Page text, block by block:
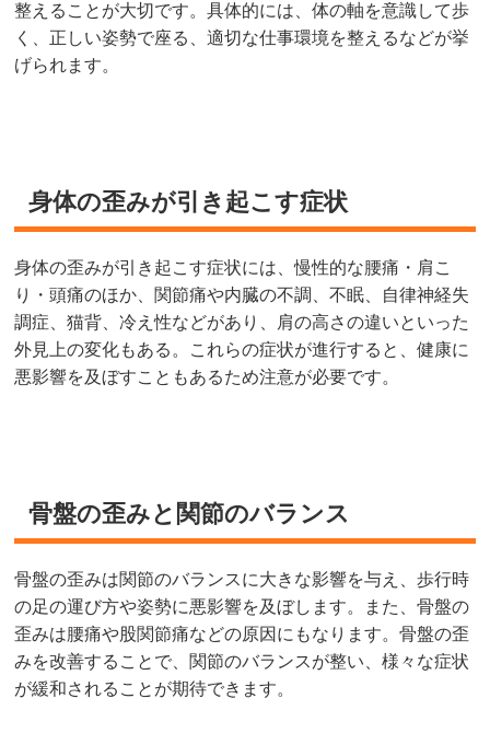
整えることが大切です。具体的には、体の軸を意識して歩
く、正しい姿勢で座る、適切な仕事環境を整えるなどが挙
げられます。
身体の歪みが引き起こす症状
身体の歪みが引き起こす症状には、慢性的な腰痛・肩こ
り・頭痛のほか、関節痛や内臓の不調、不眠、自律神経失
調症、猫背、冷え性などがあり、肩の高さの違いといった
外見上の変化もある。これらの症状が進行すると、健康に
悪影響を及ぼすこともあるため注意が必要です。
骨盤の歪みと関節のバランス
骨盤の歪みは関節のバランスに大きな影響を与え、歩行時
の足の運び方や姿勢に悪影響を及ぼします。また、骨盤の
歪みは腰痛や股関節痛などの原因にもなります。骨盤の歪
みを改善することで、関節のバランスが整い、様々な症状
が緩和されることが期待できます。